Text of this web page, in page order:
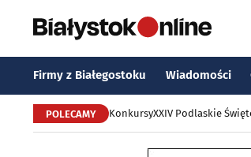
Firmy z Białegostoku Wiadomości
POLECAMY KonkursyXXIV Podlaskie